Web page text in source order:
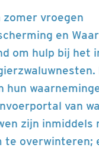
zomer vroegen
en
om hulp bij het
hun
van
zijn inmiddels
te overwinteren;